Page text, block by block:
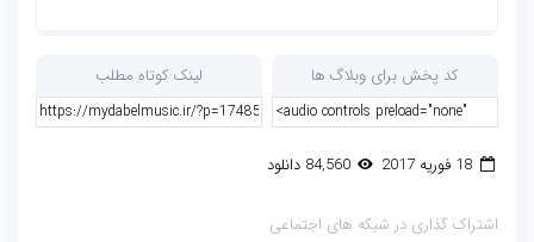
کد پخش برای وبلاگ ها لینک کوتاه مطلب
18 فوریه 2017 84,560 دانلود
اشتراک گذاری در شبکه های اجتماعی